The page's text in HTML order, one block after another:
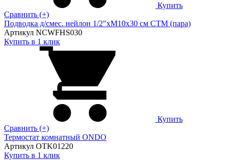
Купить
Сравнить (+)
Подводка д/смес. нейлон 1/2"xM10x30 см CTM (пара)
Артикул NCWFHS030
Купить в 1 клик
Купить
Сравнить (+)
Термостат комнатный ONDO
Артикул OTK01220
Купить в 1 клик